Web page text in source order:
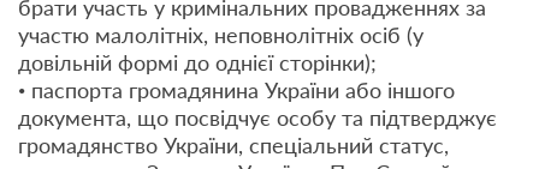
брати участь у кримінальних провадженнях за
участю малолітніх, неповнолітніх осіб (у
довільній формі до однієї сторінки);
• паспорта громадянина України або іншого
документа, що посвідчує особу та підтверджує
громадянство України, спеціальний статус,